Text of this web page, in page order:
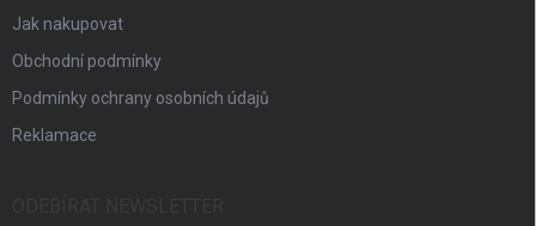
Jak nakupovat
Obchodní podmínky
Podmínky ochrany osobních údajů
Reklamace